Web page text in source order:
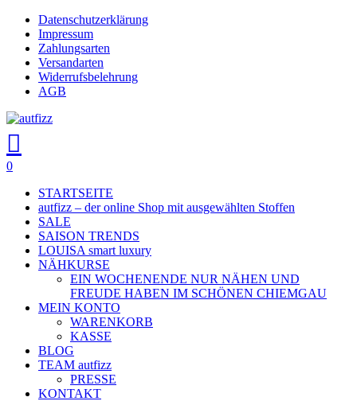
Skip
main
content
Datenschutzerklärung
Impressum
Zahlungsarten
Versandarten
Widerrufsbelehrung
AGB
search
account
0
STARTSEITE
autfizz – der online Shop mit ausgewählten Stoffen
SALE
SAISON TRENDS
LOUISA smart luxury
NÄHKURSE
EIN WOCHENENDE NUR NÄHEN UND
FREUDE HABEN IM SCHÖNEN CHIEMGAU
MEIN KONTO
WARENKORB
KASSE
BLOG
TEAM autfizz
PRESSE
KONTAKT